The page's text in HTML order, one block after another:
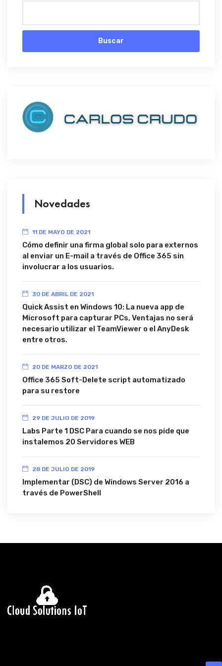
Buscar
Novedades
11 DE MAYO DE 2021
Cómo definir una firma global solo para externos
al enviar un E-mail a través de Office 365 sin
involucrar a los usuarios.
30 DE ABRIL DE 2021
Quick Assist en Windows 10: La nueva app de
Microsoft para capturar PCs, Ventajas no será
necesario utilizar el TeamViewer o el AnyDesk
entre otros.
20 DE MARZO DE 2021
Office 365 Soft-Delete script automatizado
para su restore
29 DE JULIO DE 2019
Labs Parte 1 DSC Para cuando se nos pide que
instalemos 20 Servidores WEB
28 DE JULIO DE 2019
Implementar (DSC) de Windows Server 2016 a
través de PowerShell